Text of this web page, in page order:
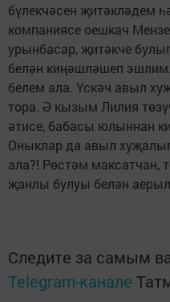
бүлекчәсен җитәкләдем
компаниясе оешкач
урынбасар, җитәкче
белән киңәшләшеп
белем ала. Үскәч авыл
тора. Ә кызым Лилия
әтисе, бабасы юлыннан
Оныклар да авыл
ала?! Рөстәм максатчан,
җанлы булуы белән
Следите за самым
Telegram-канале